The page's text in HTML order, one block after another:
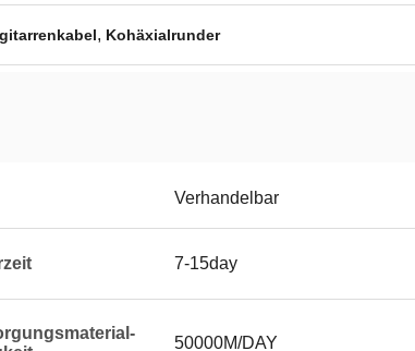
, Kohäxialrunder
Verhandelbar
7-15day
50000M/DAY